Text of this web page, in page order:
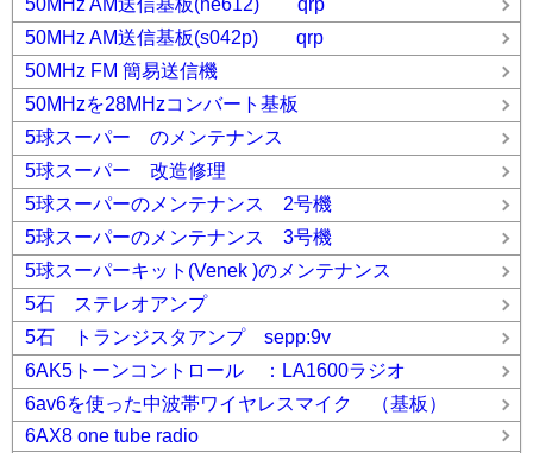
50MHz AM送信基板(ne612) qrp
50MHz AM送信基板(s042p) qrp
50MHz FM 簡易送信機
50MHzを28MHzコンバート基板
5球スーパー のメンテナンス
5球スーパー 改造修理
5球スーパーのメンテナンス 2号機
5球スーパーのメンテナンス 3号機
5球スーパーキット(Venek )のメンテナンス
5石 ステレオアンプ
5石 トランジスタアンプ sepp:9v
6AK5トーンコントロール ：LA1600ラジオ
6av6を使った中波帯ワイヤレスマイク （基板）
6AX8 one tube radio